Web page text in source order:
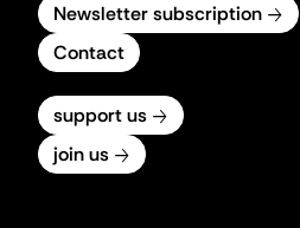
Newsletter subscription
Contact
support us
join us